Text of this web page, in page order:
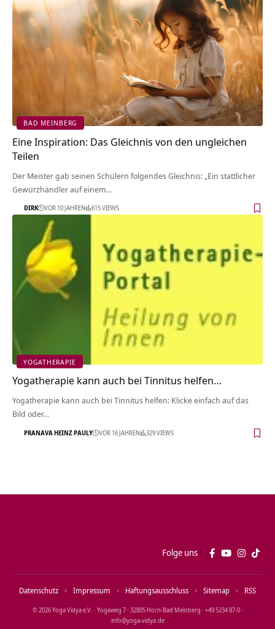
BAD MEINBERG
Eine Inspiration: Das Gleichnis von den ungleichen
Teilen
Der Meister gab seinen Schülern folgendes Gleichnis: „Ein stattlicher
Gewürzhändler auf einem…
DIRK VOR 10 JAHREN 615 VIEWS
YOGATHERAPIE
Yogatherapie kann auch bei Tinnitus helfen…
Yogatherapie kann auch bei Tinnitus helfen: Klicke einfach auf das
Bild oder…
PRANAVA HEINZ PAULY VOR 16 JAHREN 329 VIEWS
Folge uns
© 2026 Yoga Vidya e.V. · Yogaweg 7 · 32805 Horn‑Bad Meinberg · +49 5234 87‑0 ·
info@yoga‑vidya.de
Datenschutz Impressum Haftungsausschluss Sitemap RSS